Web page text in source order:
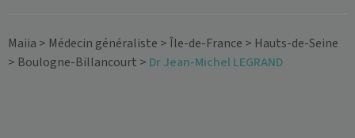
Maiia > Médecin généraliste >Île-de-France > Hauts-de-Seine
> Boulogne-Billancourt > Dr Jean-Michel LEGRAND